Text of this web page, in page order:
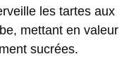
les tartes aux
mettant en valeur
sucrées.